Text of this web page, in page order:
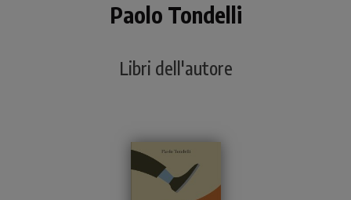
Paolo Tondelli
Libri dell'autore